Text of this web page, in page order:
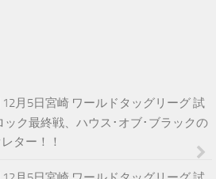
月5日宮崎 ワールドタッグリーグ 試
ク最終戦、ハウス･オブ･ブラックの
ター！！